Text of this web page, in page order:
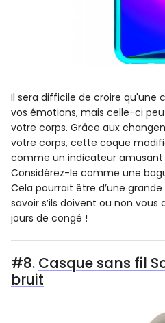
Il sera difficile de croire qu'une
vos émotions, mais celle-ci
votre corps. Grâce aux
votre corps, cette coque
comme un indicateur
Considérez-le comme une
Cela pourrait être d’une
savoir s’ils doivent ou non
jours de congé !
#8. Casque sans fil
bruit